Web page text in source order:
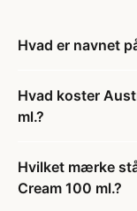
Hvad er navnet
Hvad koster
ml.?
Hvilket mærke
Cream 100 ml.?